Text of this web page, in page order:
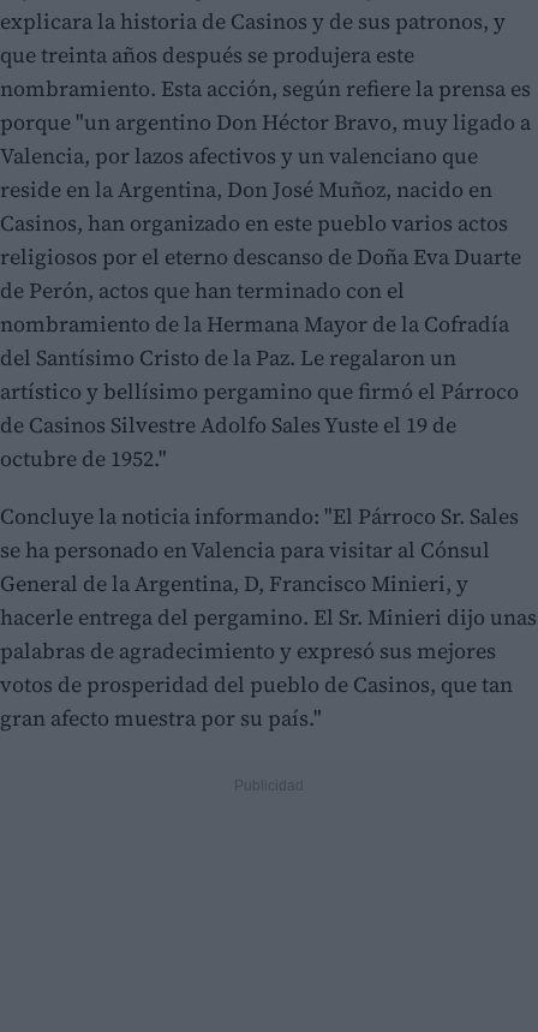
explicara la historia de Casinos y de sus patronos, y
que treinta años después se produjera este
nombramiento. Esta acción, según refiere la prensa es
porque "un argentino Don Héctor Bravo, muy ligado a
Valencia, por lazos afectivos y un valenciano que
reside en la Argentina, Don José Muñoz, nacido en
Casinos, han organizado en este pueblo varios actos
religiosos por el eterno descanso de Doña Eva Duarte
de Perón, actos que han terminado con el
nombramiento de la Hermana Mayor de la Cofradía
del Santísimo Cristo de la Paz. Le regalaron un
artístico y bellísimo pergamino que firmó el Párroco
de Casinos Silvestre Adolfo Sales Yuste el 19 de
octubre de 1952."
Concluye la noticia informando: "El Párroco Sr. Sales
se ha personado en Valencia para visitar al Cónsul
General de la Argentina, D, Francisco Minieri, y
hacerle entrega del pergamino. El Sr. Minieri dijo unas
palabras de agradecimiento y expresó sus mejores
votos de prosperidad del pueblo de Casinos, que tan
gran afecto muestra por su país."